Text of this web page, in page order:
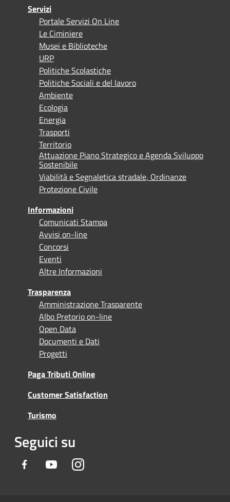
Servizi
Portale Servizi On Line
Le Ciminiere
Musei e Biblioteche
URP
Politiche Scolastiche
Politiche Sociali e del lavoro
Ambiente
Ecologia
Energia
Trasporti
Territorio
Attuazione Piano Strategico e Agenda Sviluppo
Sostenibile
Viabilità e Segnaletica stradale, Ordinanze
Protezione Civile
Informazioni
Comunicati Stampa
Avvisi on-line
Concorsi
Eventi
Altre Informazioni
Trasparenza
Amministrazione Trasparente
Albo Pretorio on-line
Open Data
Documenti e Dati
Progetti
Paga Tributi Online
Customer Satisfaction
Turismo
Seguici su
Facebook YoutubeInstagram